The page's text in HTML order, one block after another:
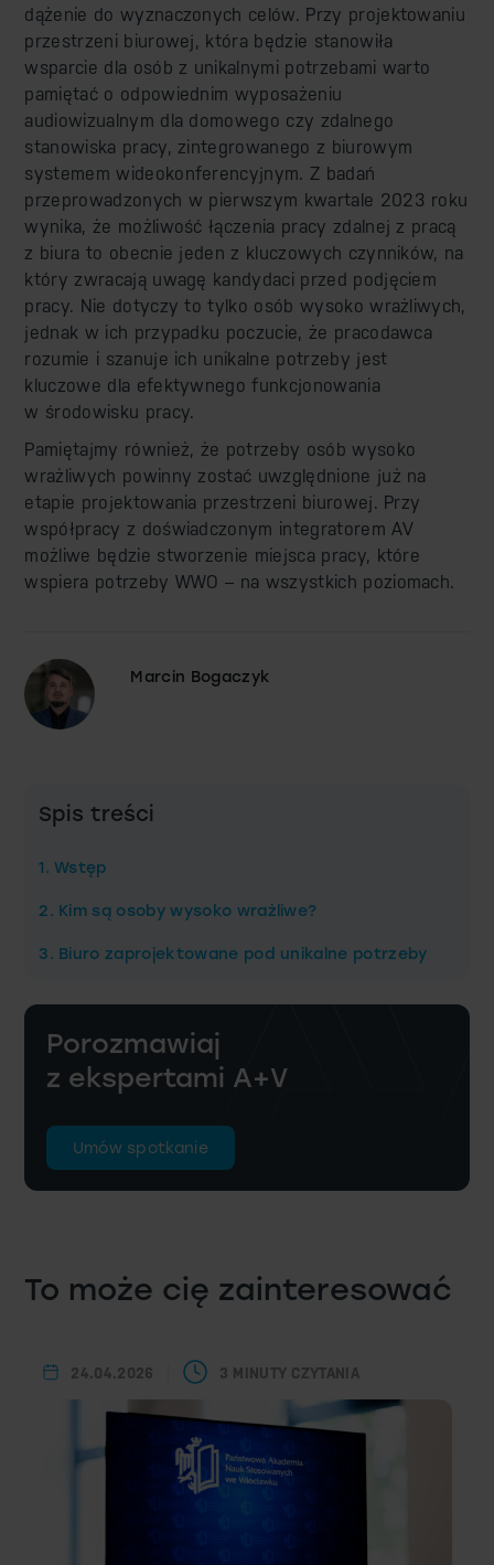
dążenie do wyznaczonych celów. Przy projektowaniu
przestrzeni biurowej, która będzie stanowiła
wsparcie dla osób z unikalnymi potrzebami warto
pamiętać o odpowiednim wyposażeniu
audiowizualnym dla domowego czy zdalnego
stanowiska pracy, zintegrowanego z biurowym
systemem wideokonferencyjnym. Z badań
przeprowadzonych w pierwszym kwartale 2023 roku
wynika, że możliwość łączenia pracy zdalnej z pracą
z biura to obecnie jeden z kluczowych czynników, na
który zwracają uwagę kandydaci przed podjęciem
pracy. Nie dotyczy to tylko osób wysoko wrażliwych,
jednak w ich przypadku poczucie, że pracodawca
rozumie i szanuje ich unikalne potrzeby jest
kluczowe dla efektywnego funkcjonowania
w środowisku pracy.
Pamiętajmy również, że potrzeby osób wysoko
wrażliwych powinny zostać uwzględnione już na
etapie projektowania przestrzeni biurowej. Przy
współpracy z doświadczonym integratorem AV
możliwe będzie stworzenie miejsca pracy, które
wspiera potrzeby WWO – na wszystkich poziomach.
Marcin Bogaczyk
Spis treści
1. Wstęp
2. Kim są osoby wysoko wrażliwe?
3. Biuro zaprojektowane pod unikalne potrzeby
Porozmawiaj
z ekspertami A+V
Umów spotkanie
To może cię zainteresować
24.04.2026 3 MINUTY CZYTANIA